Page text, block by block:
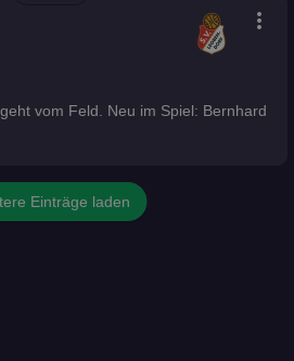
more_vert
vom Feld. Neu im Spiel: Bernhard
Einträge laden